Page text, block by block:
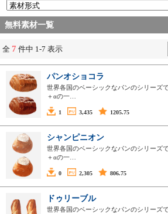
無料素材一覧
全 7 件中 1-7 表示
パンオショコラ
世界各国のベーシックなパンのシリーズ
＋αの一…
1 3,435 1205.75
シャンピニオン
世界各国のベーシックなパンのシリーズ
＋αの一…
0 2,305 806.75
ドゥリーブル
世界各国のベーシックなパンのシリーズ